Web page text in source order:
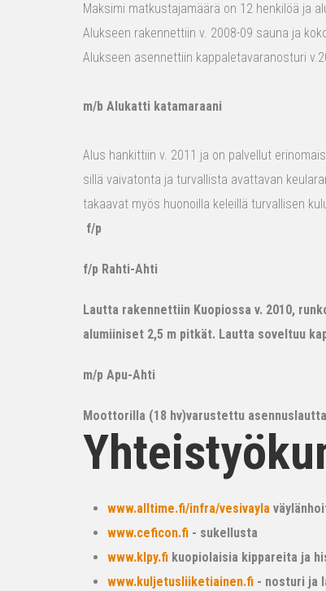
Maksimi matkustajamäärä on 12 henkilöä ja
Alukseen rakennettiin v. 2008-09 sauna ja
Alukseen asennettiin kappaletavaranosturi
m/b Alukatti katamaraani
Alus hankittiin v. 2011 ja on palvellut
sillä vaivatonta ja turvallista avattavan
takaavat myös huonoilla keleillä turvallisen
f/p
f/p Rahti-Ahti
Lautta rakennettiin Kuopiossa v. 2010,
alumiiniset 2,5 m pitkät. Lautta soveltuu
m/p Apu-Ahti
Moottorilla (18 hv)varustettu
www.alltime.fi/infra/vesivayla
www.ceficon.fi - sukellusta
www.klpy.fi kuopiolaisia kippareita ja
www.kuljetusliiketiainen.fi - nosturi ja